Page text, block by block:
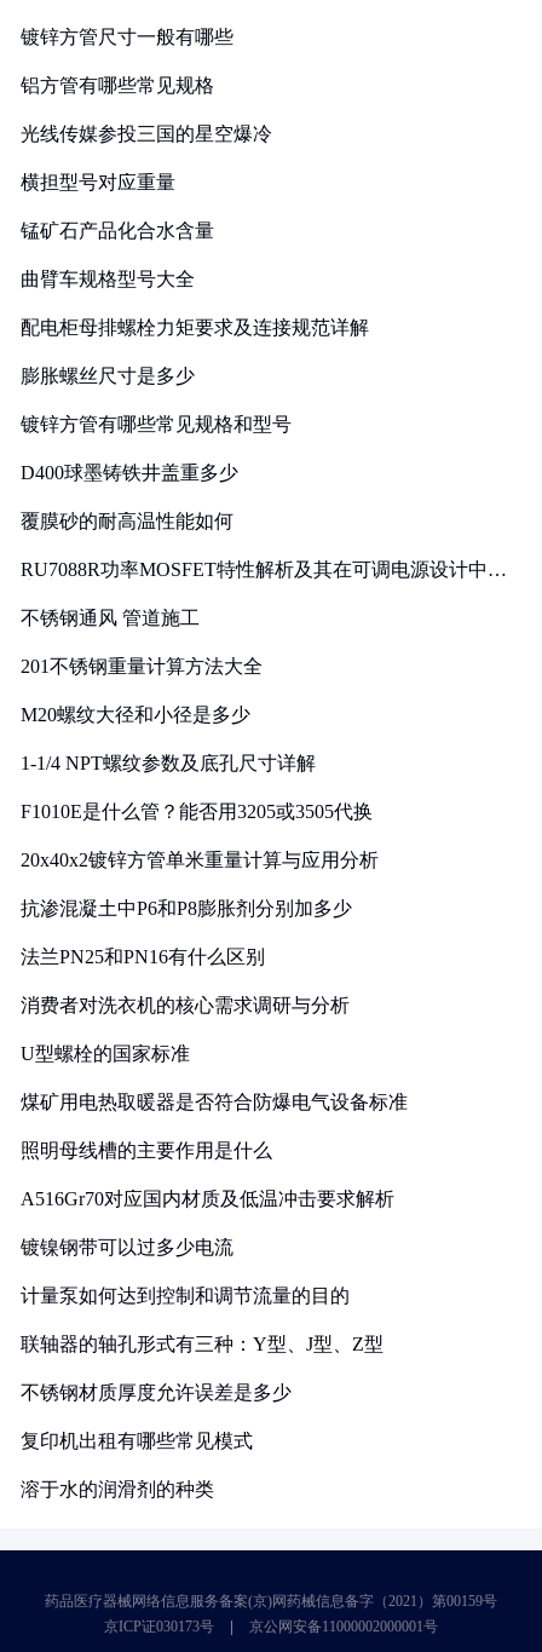
镀锌方管尺寸一般有哪些
铝方管有哪些常见规格
光线传媒参投三国的星空爆冷
横担型号对应重量
锰矿石产品化合水含量
曲臂车规格型号大全
配电柜母排螺栓力矩要求及连接规范详解
膨胀螺丝尺寸是多少
镀锌方管有哪些常见规格和型号
D400球墨铸铁井盖重多少
覆膜砂的耐高温性能如何
RU7088R功率MOSFET特性解析及其在可调电源设计中的
不锈钢通风 管道施工
201不锈钢重量计算方法大全
M20螺纹大径和小径是多少
1-1/4 NPT螺纹参数及底孔尺寸详解
F1010E是什么管？能否用3205或3505代换
20x40x2镀锌方管单米重量计算与应用分析
抗渗混凝土中P6和P8膨胀剂分别加多少
法兰PN25和PN16有什么区别
消费者对洗衣机的核心需求调研与分析
U型螺栓的国家标准
煤矿用电热取暖器是否符合防爆电气设备标准
照明母线槽的主要作用是什么
A516Gr70对应国内材质及低温冲击要求解析
镀镍钢带可以过多少电流
计量泵如何达到控制和调节流量的目的
联轴器的轴孔形式有三种：Y型、J型、Z型
不锈钢材质厚度允许误差是多少
复印机出租有哪些常见模式
溶于水的润滑剂的种类
药品医疗器械网络信息服务备案(京)网药械信息备字（2021）第00159号
京ICP证030173号
京公网安备11000002000001号